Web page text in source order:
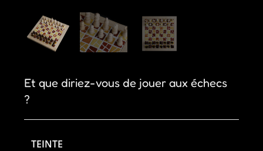
Et que diriez-vous de jouer aux échecs
?
TEINTE